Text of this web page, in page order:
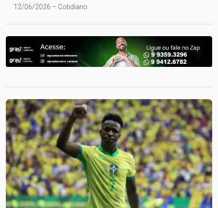
12/06/2026 – Cotidiano